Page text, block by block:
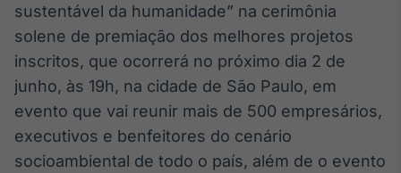
integração de
dados
Broadcast
Ticker
headlines de
notícias
sustentável da humanidade” na cerimônia
solene de premiação dos melhores projetos
inscritos, que ocorrerá no próximo dia 2 de
junho, às 19h, na cidade de São Paulo, em
evento que vai reunir mais de 500 empresários,
executivos e benfeitores do cenário
socioambiental de todo o país, além de o evento